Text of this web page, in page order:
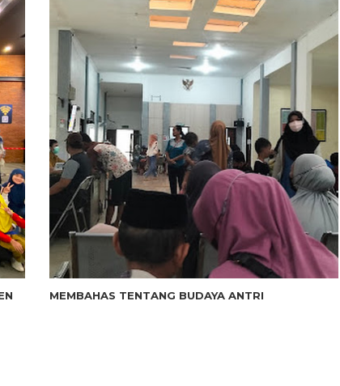
MEMBAHAS TENTANG BUDAYA ANTRI